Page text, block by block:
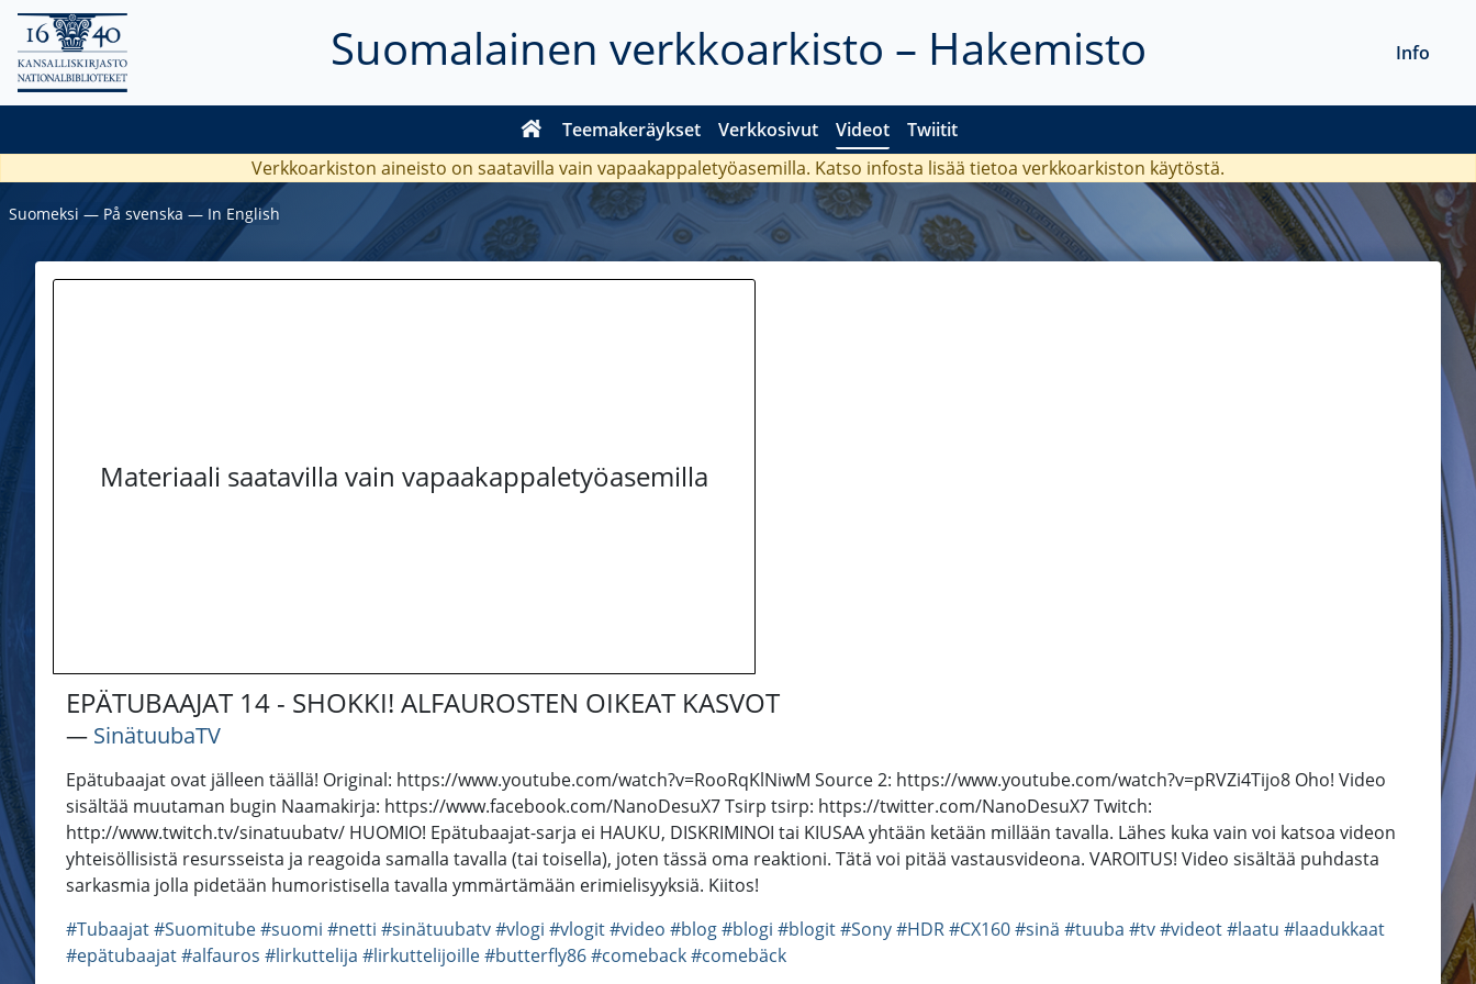
Suomalainen verkkoarkisto – Hakemisto
Teemakeräykset Verkkosivut Videot Twiitit
Info
Verkkoarkiston aineisto on saatavilla vain vapaakappaletyöasemilla. Katso infosta lisää tietoa verkkoarkiston käytöstä.
Suomeksi ― På svenska ― In English
Materiaali saatavilla vain vapaakappaletyöasemilla
EPÄTUBAAJAT 14 - SHOKKI! ALFAUROSTEN OIKEAT KASVOT
― SinätuubaTV
Epätubaajat ovat jälleen täällä! Original: https://www.youtube.com/watch?v=RooRqKlNiwM Source 2: https://www.youtube.com/watch?v=pRVZi4Tijo8 Oho! Video
sisältää muutaman bugin Naamakirja: https://www.facebook.com/NanoDesuX7 Tsirp tsirp: https://twitter.com/NanoDesuX7 Twitch:
http://www.twitch.tv/sinatuubatv/ HUOMIO! Epätubaajat-sarja ei HAUKU, DISKRIMINOI tai KIUSAA yhtään ketään millään tavalla. Lähes kuka vain voi katsoa videon
yhteisöllisistä resursseista ja reagoida samalla tavalla (tai toisella), joten tässä oma reaktioni. Tätä voi pitää vastausvideona. VAROITUS! Video sisältää puhdasta
sarkasmia jolla pidetään humoristisella tavalla ymmärtämään erimielisyyksiä. Kiitos!
#Tubaajat#Suomitube#suomi #netti #sinätuubatv#vlogi #vlogit#video #blog#blogi #blogit#Sony#HDR#CX160#sinä #tuuba #tv#videot#laatu #laadukkaat
#epätubaajat#alfauros #lirkuttelija #lirkuttelijoille#butterfly86#comeback#comebäck